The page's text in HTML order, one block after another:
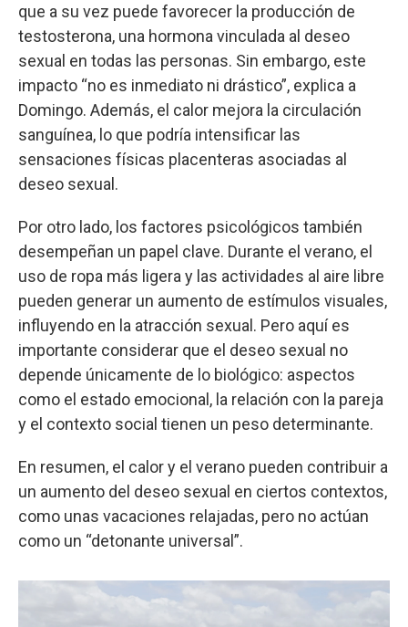
que a su vez puede favorecer la producción de
testosterona, una hormona vinculada al deseo
sexual en todas las personas. Sin embargo, este
impacto “no es inmediato ni drástico”, explica a
Domingo. Además, el calor mejora la circulación
sanguínea, lo que podría intensificar las
sensaciones físicas placenteras asociadas al
deseo sexual.
Por otro lado, los factores psicológicos también
desempeñan un papel clave. Durante el verano, el
uso de ropa más ligera y las actividades al aire libre
pueden generar un aumento de estímulos visuales,
influyendo en la atracción sexual. Pero aquí es
importante considerar que el deseo sexual no
depende únicamente de lo biológico: aspectos
como el estado emocional, la relación con la pareja
y el contexto social tienen un peso determinante.
En resumen, el calor y el verano pueden contribuir a
un aumento del deseo sexual en ciertos contextos,
como unas vacaciones relajadas, pero no actúan
como un “detonante universal”.